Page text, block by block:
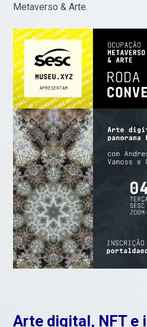
Metaverso & Arte.
Arte digital, NFT e